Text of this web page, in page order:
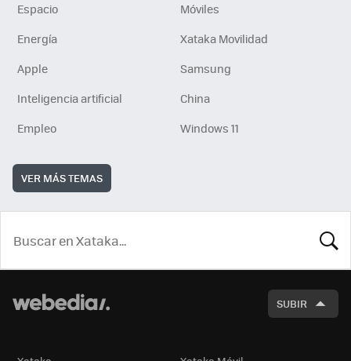
Espacio
Móviles
Energía
Xataka Movilidad
Apple
Samsung
Inteligencia artificial
China
Empleo
Windows 11
VER MÁS TEMAS
SUBIR